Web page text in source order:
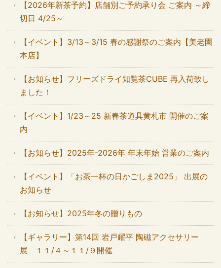
【2026年新茶予約】店舗別ご予約承り会 ご案内 ～締
切日 4/25～
【イベント】3/13～3/15 春の感謝祭のご案内【美老園
本店】
【お知らせ】フリーズドライ知覧茶CUBE 再入荷致し
ました！
【イベント】1/23～25 新春茶道具黄札市 開催のご案
内
【お知らせ】2025年-2026年 年末年始 営業のご案内
【イベント】「お茶一杯の日かごしま2025」 出展の
お知らせ
【お知らせ】2025年冬の贈りもの
【ギャラリー】第14回 岩戸耀平 陶磁アクセサリー
展 １１/４～１１/９開催